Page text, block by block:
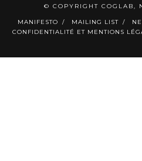
© COPYRIGHT COGLAB,
MANIFESTO MAILING LIST
CONFIDENTIALITÉ ET MENTIONS